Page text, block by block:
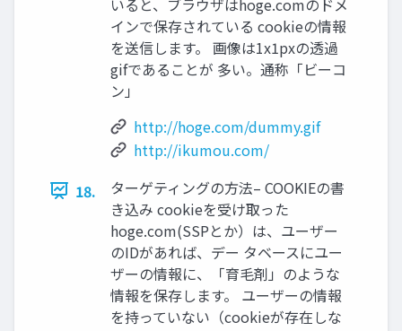
インで保存されている cookieの情報
を送信します。 画像は1x1pxの透過
gifであることが 多い。通称「ビーコ
ン」
http://hoge.com/dummy.gif
http://ikumou.com/
18.
ターゲティングの方法– COOKIEの書
き込み cookieを受け取った
hoge.com(SSPとか）は、ユーザー
のIDがあれば、デー タベースにユー
ザーの情報に、「育毛剤」のような
情報を保存します。 ユーザーの情報
を持っていない（cookieが存在しな